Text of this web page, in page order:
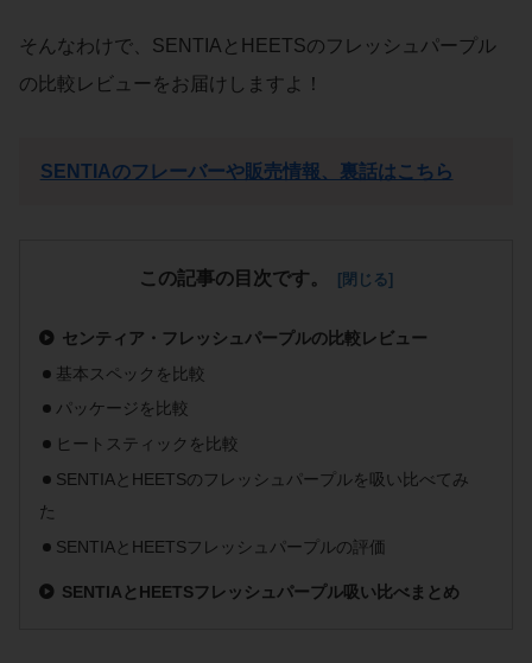
そんなわけで、SENTIAとHEETSのフレッシュパープル
の比較レビューをお届けしますよ！
SENTIAのフレーバーや販売情報、裏話はこちら
この記事の目次です。
センティア・フレッシュパープルの比較レビュー
基本スペックを比較
パッケージを比較
ヒートスティックを比較
SENTIAとHEETSのフレッシュパープルを吸い比べてみ
た
SENTIAとHEETSフレッシュパープルの評価
SENTIAとHEETSフレッシュパープル吸い比べまとめ